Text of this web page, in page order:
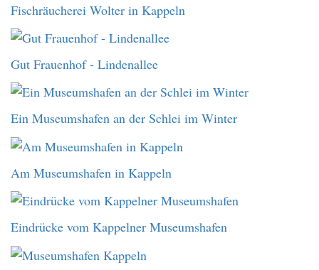
Fischräucherei Wolter in Kappeln
Gut Frauenhof - Lindenallee
Ein Museumshafen an der Schlei im Winter
Am Museumshafen in Kappeln
Eindrücke vom Kappelner Museumshafen